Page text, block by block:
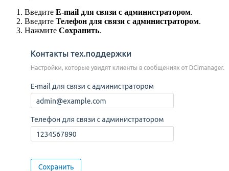
Введите E-mail для связи с администратором.
Введите Телефон для связи с администратором.
Нажмите Сохранить.